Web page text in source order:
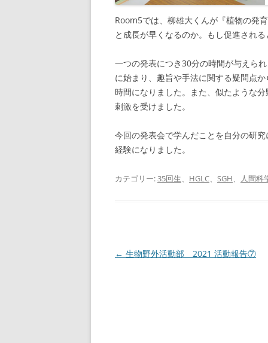
Room5では、柳雄大くんが『植物の発
と成長が早くなるのか。もし促進され
一つの発表につき30分の時間が与えら
に始まり、趣旨や手法に関する疑問点
時間になりました。また、似たような
刺激を受けました。
今回の発表会で学んだことを自分の研
経験になりました。
カテゴリー:35回生、 HGLC、 SGH、 人間科
投
← 生物野外活動部 2021 活動報告⑦